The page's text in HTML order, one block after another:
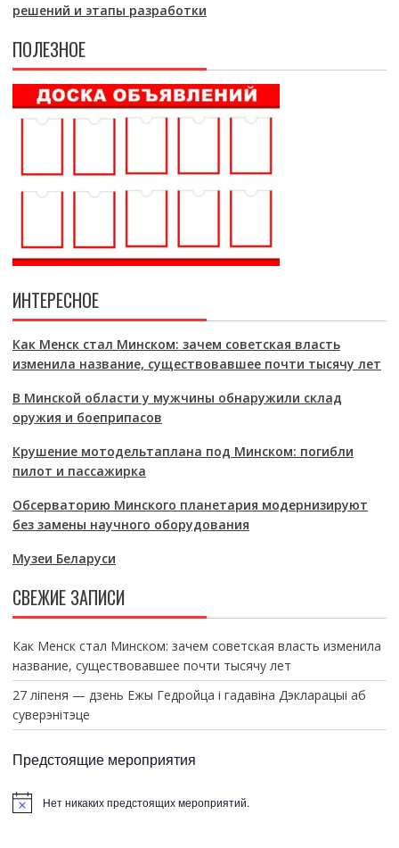
решений и этапы разработки
ПОЛЕЗНОЕ
ИНТЕРЕСНОЕ
Как Менск стал Минском: зачем советская власть
изменила название, существовавшее почти тысячу лет
В Минской области у мужчины обнаружили склад
оружия и боеприпасов
Крушение мотодельтаплана под Минском: погибли
пилот и пассажирка
Обсерваторию Минского планетария модернизируют
без замены научного оборудования
Музеи Беларуси
СВЕЖИЕ ЗАПИСИ
Как Менск стал Минском: зачем советская власть изменила
название, существовавшее почти тысячу лет
27 ліпеня — дзень Ежы Гедройца і гадавіна Дэкларацыі аб
суверэнітэце
Предстоящие мероприятия
Нет никаких предстоящих мероприятий.